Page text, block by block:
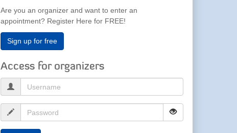
Are you an organizer and want to enter an
appointment? Register Here for FREE!
Sign up for free
Access for organizers